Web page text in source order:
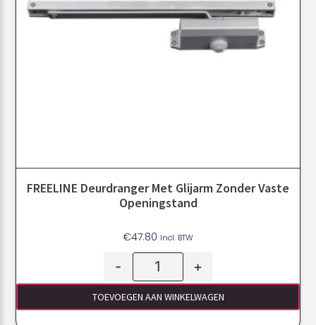
FREELINE Deurdranger Met Glijarm Zonder Vaste
Openingstand
€47.80 Incl. BTW
- +
TOEVOEGEN AAN WINKELWAGEN